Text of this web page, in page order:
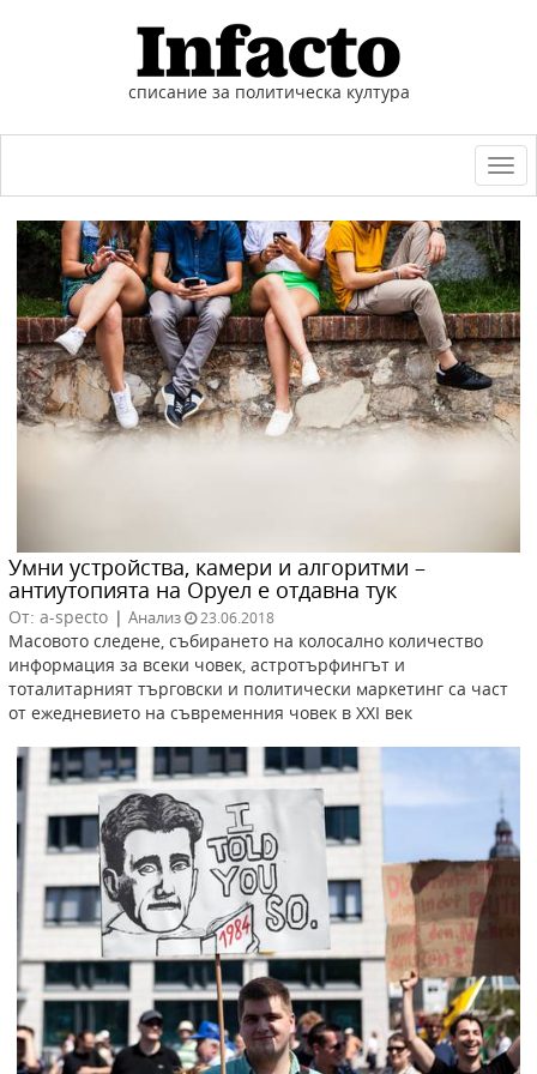
списание за политическа култура
Умни устройства, камери и алгоритми –
антиутопията на Оруел е отдавна тук
От: a-specto | Анализ 23.06.2018
Масовото следене, събирането на колосално количество
информация за всеки човек, астротърфингът и
тоталитарният търговски и политически маркетинг са част
от ежедневието на съвременния човек в XXI век